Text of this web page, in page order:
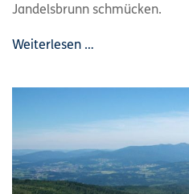
Jandelsbrunn schmücken.
Weiterlesen …